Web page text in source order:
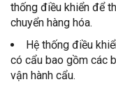
thống điều khiển để
chuyển hàng hóa.
Hệ thống điều
có cẩu bao gồm các
vận hành cẩu.